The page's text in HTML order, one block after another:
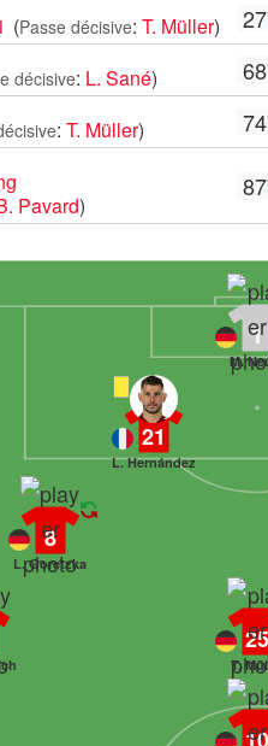
(Passe décisive: T. Müller)
décisive: L. Sané)
: T. Müller)
Pavard)
1
M.
21
L. Hernández
8
L. Goretzka
25
T.
10